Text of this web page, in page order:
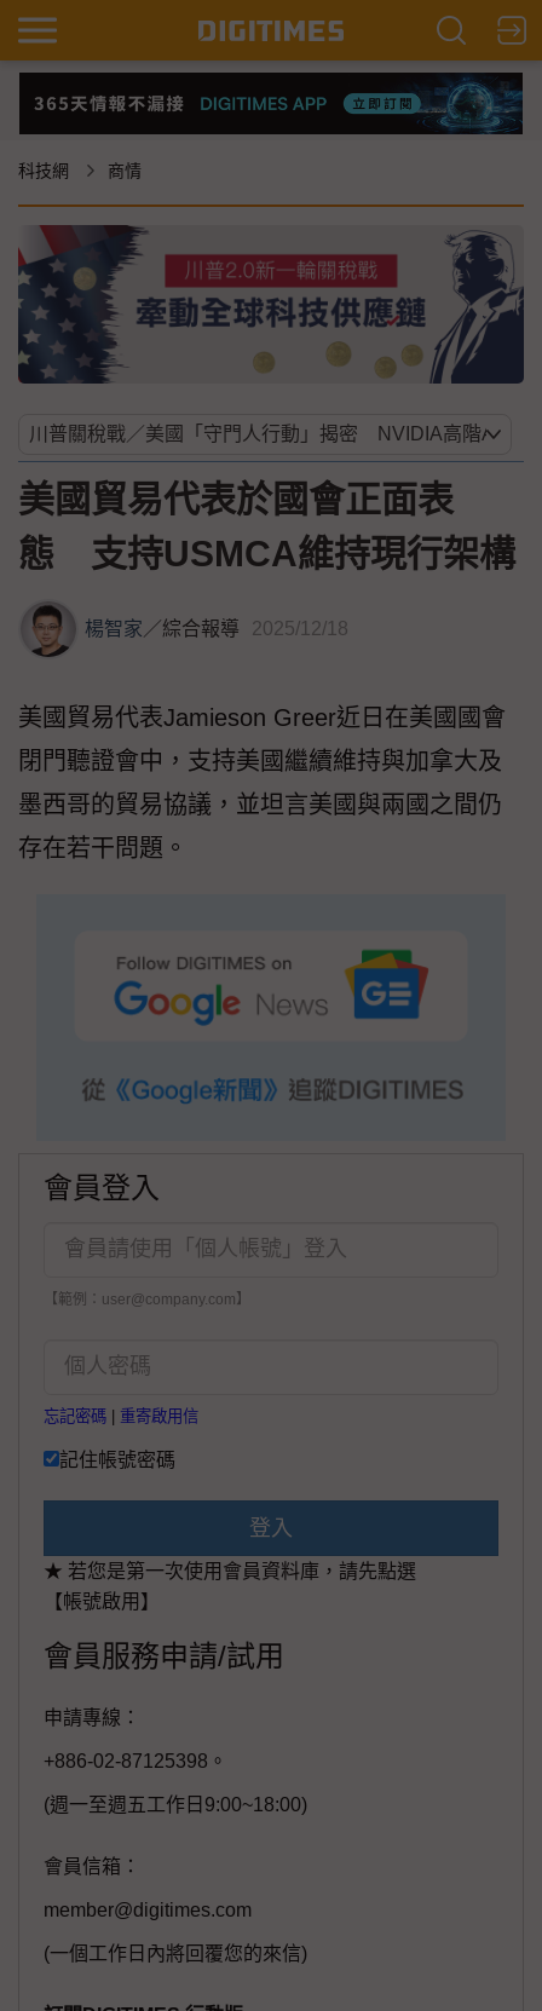
科技網 商情
美國貿易代表於國會正面表
態 支持USMCA維持現行架構
楊智家 ／綜合報導 2025/12/18
美國貿易代表Jamieson Greer近日在美國國會
閉門聽證會中，支持美國繼續維持與加拿大及
墨西哥的貿易協議，並坦言美國與兩國之間仍
存在若干問題。
會員登入
【範例：user@company.com】
忘記密碼 重寄啟用信
記住帳號密碼
登入
★ 若您是第一次使用會員資料庫，請先點選
【帳號啟用】
會員服務申請/試用
申請專線：
+886-02-87125398。
(週一至週五工作日9:00~18:00)
會員信箱：
member@digitimes.com
(一個工作日內將回覆您的來信)